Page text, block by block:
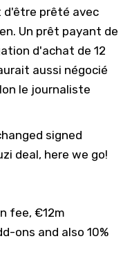
d'être prêté avec
Un prêt payant de
d'achat de 12
aussi négocié
le journaliste
signed
deal, here we go!
fee, €12m
ons and also 10%